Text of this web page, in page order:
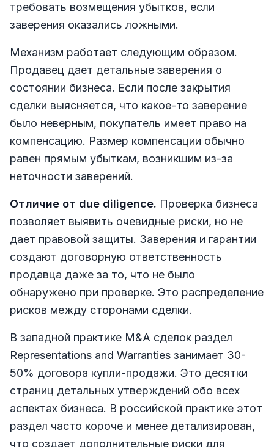
требовать возмещения убытков, если
заверения оказались ложными.
Механизм работает следующим образом.
Продавец дает детальные заверения о
состоянии бизнеса. Если после закрытия
сделки выясняется, что какое-то заверение
было неверным, покупатель имеет право на
компенсацию. Размер компенсации обычно
равен прямым убыткам, возникшим из-за
неточности заверений.
Отличие от due diligence. Проверка бизнеса
позволяет выявить очевидные риски, но не
дает правовой защиты. Заверения и гарантии
создают договорную ответственность
продавца даже за то, что не было
обнаружено при проверке. Это распределение
рисков между сторонами сделки.
В западной практике M&A сделок раздел
Representations and Warranties занимает 30-
50% договора купли-продажи. Это десятки
страниц детальных утверждений обо всех
аспектах бизнеса. В российской практике этот
раздел часто короче и менее детализирован,
что создает дополнительные риски для